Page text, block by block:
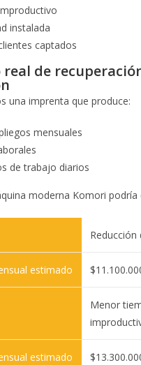
instalada
captados
real de
una imprenta que produce:
mensuales
de trabajo diarios
moderna Komori podría
Menor